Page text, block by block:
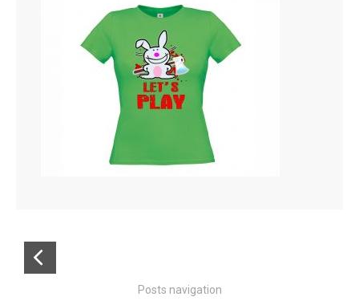
Posts navigation